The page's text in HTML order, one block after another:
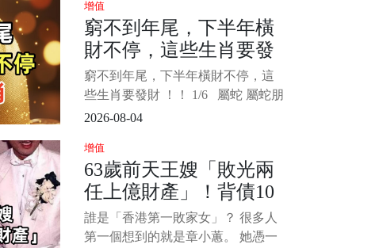
區將面臨最直接的威脅，民眾最關
心的週五（7日）颱風假問題，氣象
署已發布最新暴風圈侵襲機率供參
考。 圖片來源：中央氣象局 1/4 根
據
增值
窮不到年尾，下半年橫
財不停，這些生肖要發
財 ！！
窮不到年尾，下半年橫財不停，這
些生肖要發財 ！！ 1/6 屬蛇 屬蛇朋
友從此擺脫緊巴巴日子，下半年暗
實力終於派上用場，眼光獨到一抓
就中大財，旁人看不懂的商機你隨
手就撿到金山！橫財一波接一波從
四面八方湧來，舊合作送上大分
紅，意外驚
2026-08-04
增值
63歲前天王嫂「敗光兩
任上億財產」！背債10
億「45歲復出拍海片」
近況令人咋舌...
誰是「香港第一敗家女」？ 很多人
第一個想到的就是章小蕙。 她憑一